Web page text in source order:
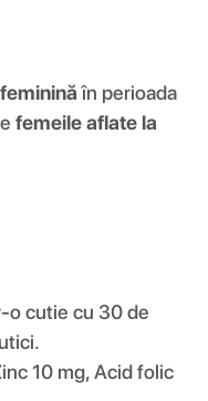
în perioada
femeile aflate la
o cutie cu 30 de
10 mg, Acid folic